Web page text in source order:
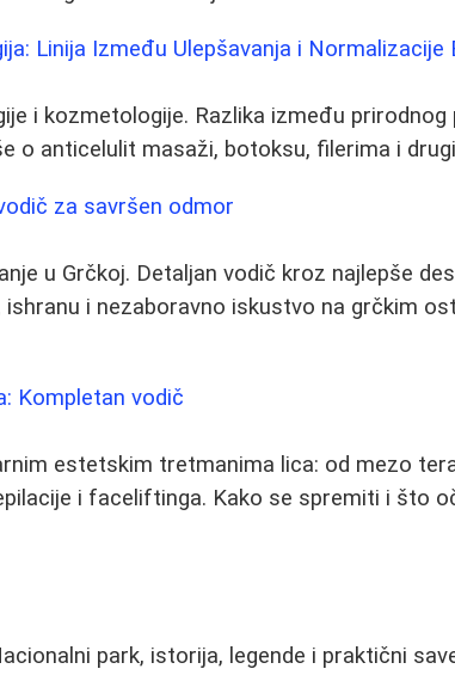
Linija Između Ulepšavanja i Normalizacije
i kozmetologije. Razlika između prirodnog
o anticelulit masaži, botoksu, filerima i
za savršen odmor
u Grčkoj. Detaljan vodič kroz najlepše
i nezaboravno iskustvo na grčkim
Kompletan vodič
estetskim tretmanima lica: od mezo
i faceliftinga. Kako se spremiti i što
park, istorija, legende i praktični